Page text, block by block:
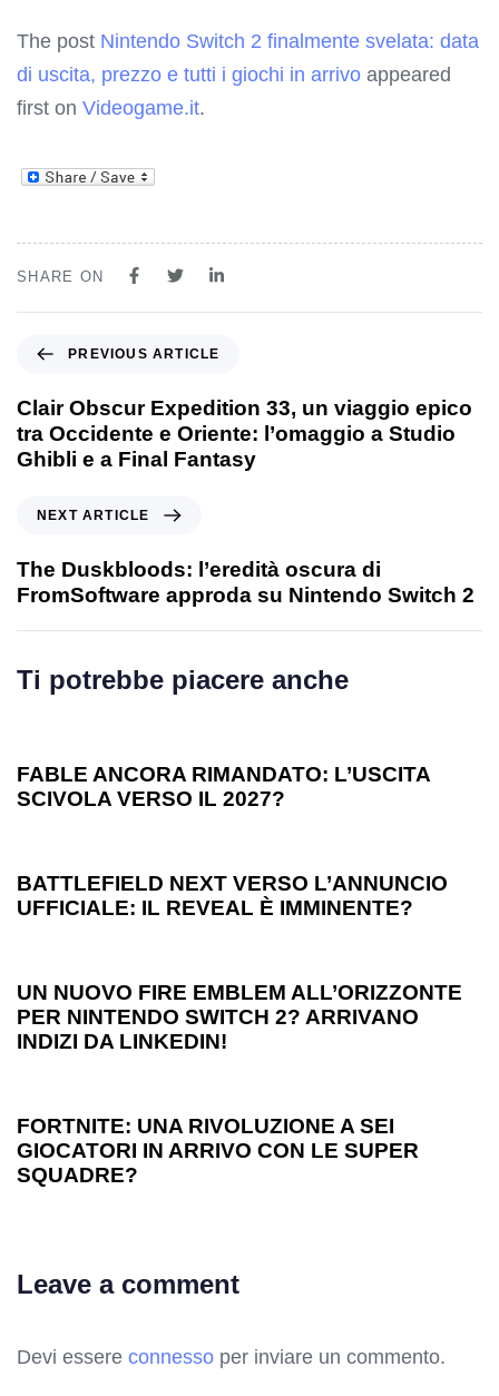
The post Nintendo Switch 2 finalmente svelata: data
di uscita, prezzo e tutti i giochi in arrivo appeared
first on Videogame.it.
SHARE ON
PREVIOUS ARTICLE
Clair Obscur Expedition 33, un viaggio epico
tra Occidente e Oriente: l’omaggio a Studio
Ghibli e a Final Fantasy
NEXT ARTICLE
The Duskbloods: l’eredità oscura di
FromSoftware approda su Nintendo Switch 2
Ti potrebbe piacere anche
FABLE ANCORA RIMANDATO: L’USCITA
SCIVOLA VERSO IL 2027?
BATTLEFIELD NEXT VERSO L’ANNUNCIO
UFFICIALE: IL REVEAL È IMMINENTE?
UN NUOVO FIRE EMBLEM ALL’ORIZZONTE
PER NINTENDO SWITCH 2? ARRIVANO
INDIZI DA LINKEDIN!
FORTNITE: UNA RIVOLUZIONE A SEI
GIOCATORI IN ARRIVO CON LE SUPER
SQUADRE?
Leave a comment
Devi essere connesso per inviare un commento.